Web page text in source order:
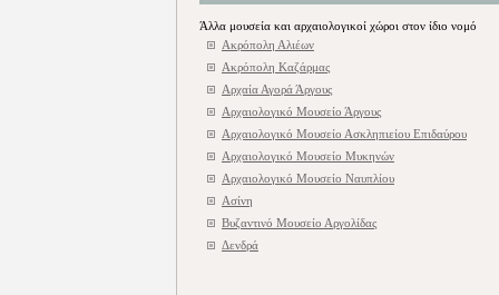
Άλλα μουσεία και αρχαιολογικοί χώροι στον ίδιο νομό
Ακρόπολη Αλιέων
Ακρόπολη Καζάρμας
Αρχαία Αγορά Άργους
Αρχαιολογικό Μουσείο Άργους
Αρχαιολογικό Μουσείο Ασκληπιείου Επιδαύρου
Αρχαιολογικό Μουσείο Μυκηνών
Αρχαιολογικό Μουσείο Ναυπλίου
Ασίνη
Βυζαντινό Μουσείο Αργολίδας
Δενδρά